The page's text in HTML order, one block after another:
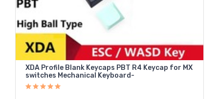
XDA Profile Blank Keycaps PBT R4 Keycap for MX
switches Mechanical Keyboard-